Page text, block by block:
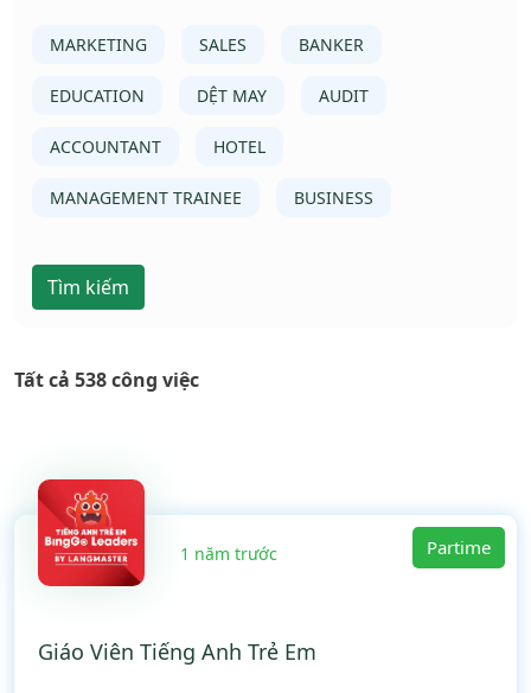
MARKETING SALES BANKER
EDUCATION DỆT MAY AUDIT
ACCOUNTANT HOTEL
MANAGEMENT TRAINEE BUSINESS
Tìm kiếm
Tất cả 538 công việc
1 năm trước Partime
Giáo Viên Tiếng Anh Trẻ Em